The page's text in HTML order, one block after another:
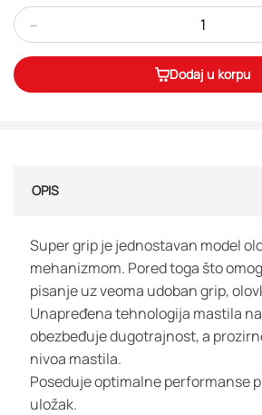
-
Dodaj u korpu
OPIS
Super grip je jednostavan model
mehanizmom. Pored toga što
pisanje uz veoma udoban grip,
Unapređena tehnologija mastila
obezbeđuje dugotrajnost, a
nivoa mastila.
Poseduje optimalne performanse
uložak.